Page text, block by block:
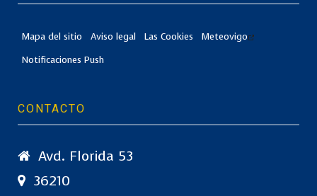
Mapa del sitio Aviso legal Las Cookies
Meteovigo
Notificaciones Push
CONTACTO
Avd. Florida 53
36210